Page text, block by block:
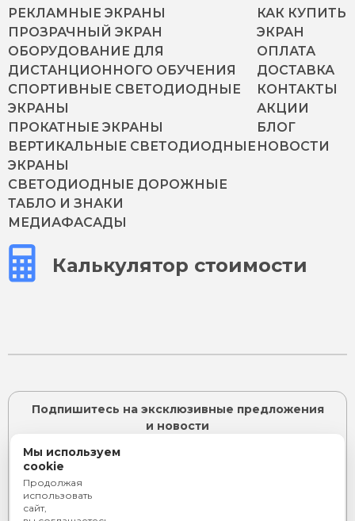
РЕКЛАМНЫЕ ЭКРАНЫ
ПРОЗРАЧНЫЙ ЭКРАН
ОБОРУДОВАНИЕ ДЛЯ
ДИСТАНЦИОННОГО ОБУЧЕНИЯ
СПОРТИВНЫЕ СВЕТОДИОДНЫЕ
ЭКРАНЫ
ПРОКАТНЫЕ ЭКРАНЫ
ВЕРТИКАЛЬНЫЕ СВЕТОДИОДНЫЕ
ЭКРАНЫ
СВЕТОДИОДНЫЕ ДОРОЖНЫЕ
ТАБЛО И ЗНАКИ
МЕДИАФАСАДЫ
КАК КУПИТЬ
ЭКРАН
ОПЛАТА
ДОСТАВКА
КОНТАКТЫ
АКЦИИ
БЛОГ
НОВОСТИ
Калькулятор стоимости
Подпишитесь на эксклюзивные предложения
и новости
Я согласен с
Мы используем
cookie
Продолжая
использовать
сайт,